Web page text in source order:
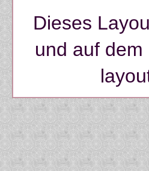
Dieses
und auf